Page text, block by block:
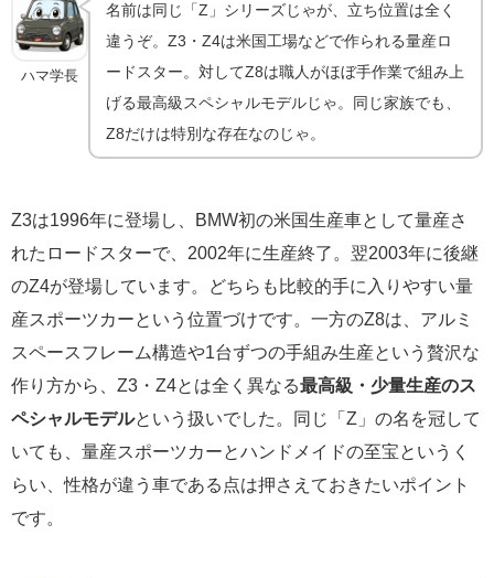
ハマ学長
名前は同じ「Z」シリーズじゃが、立ち位置は全く
違うぞ。Z3・Z4は米国工場などで作られる量産ロ
ードスター。対してZ8は職人がほぼ手作業で組み上
げる最高級スペシャルモデルじゃ。同じ家族でも、
Z8だけは特別な存在なのじゃ。
Z3は1996年に登場し、BMW初の米国生産車として量産さ
れたロードスターで、2002年に生産終了。翌2003年に後継
のZ4が登場しています。どちらも比較的手に入りやすい量
産スポーツカーという位置づけです。一方のZ8は、アルミ
スペースフレーム構造や1台ずつの手組み生産という贅沢な
作り方から、Z3・Z4とは全く異なる最高級・少量生産のス
ペシャルモデルという扱いでした。同じ「Z」の名を冠して
いても、量産スポーツカーとハンドメイドの至宝というく
らい、性格が違う車である点は押さえておきたいポイント
です。